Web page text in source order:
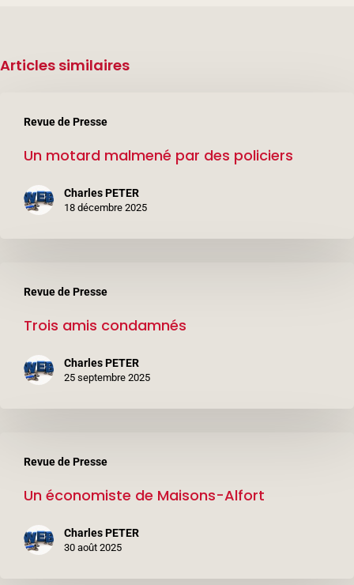
Articles similaires
Revue de Presse
motard
malmené
Un motard malmené par des policiers
Charles PETER
18 décembre 2025
Revue de Presse
amis
condamnés
Trois amis condamnés
Charles PETER
25 septembre 2025
Revue de Presse
économiste
Alfort
Un économiste de Maisons-Alfort
Charles PETER
30 août 2025